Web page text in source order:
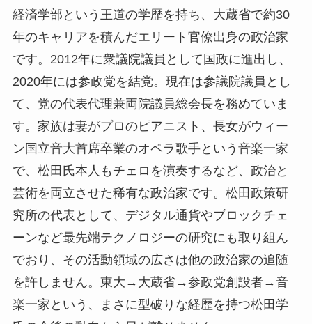
経済学部という王道の学歴を持ち、大蔵省で約30
年のキャリアを積んだエリート官僚出身の政治家
です。2012年に衆議院議員として国政に進出し、
2020年には参政党を結党。現在は参議院議員とし
て、党の代表代理兼両院議員総会長を務めていま
す。家族は妻がプロのピアニスト、長女がウィー
ン国立音大首席卒業のオペラ歌手という音楽一家
で、松田氏本人もチェロを演奏するなど、政治と
芸術を両立させた稀有な政治家です。松田政策研
究所の代表として、デジタル通貨やブロックチェ
ーンなど最先端テクノロジーの研究にも取り組ん
でおり、その活動領域の広さは他の政治家の追随
を許しません。東大→大蔵省→参政党創設者→音
楽一家という、まさに型破りな経歴を持つ松田学